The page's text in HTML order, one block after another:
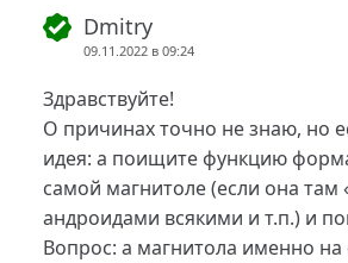
Dmitry
09.11.2022 в 09:24
Здравствуйте!
О причинах точно не знаю, но
идея: а поищите функцию
самой магнитоле (если она там
андроидами всякими и т.п.) и
Вопрос: а магнитола именно на